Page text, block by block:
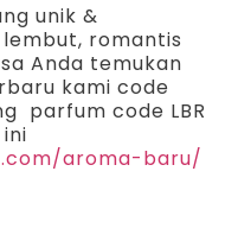
unik &
romantis
Anda temukan
kami code
parfum code LBR
aroma-baru/